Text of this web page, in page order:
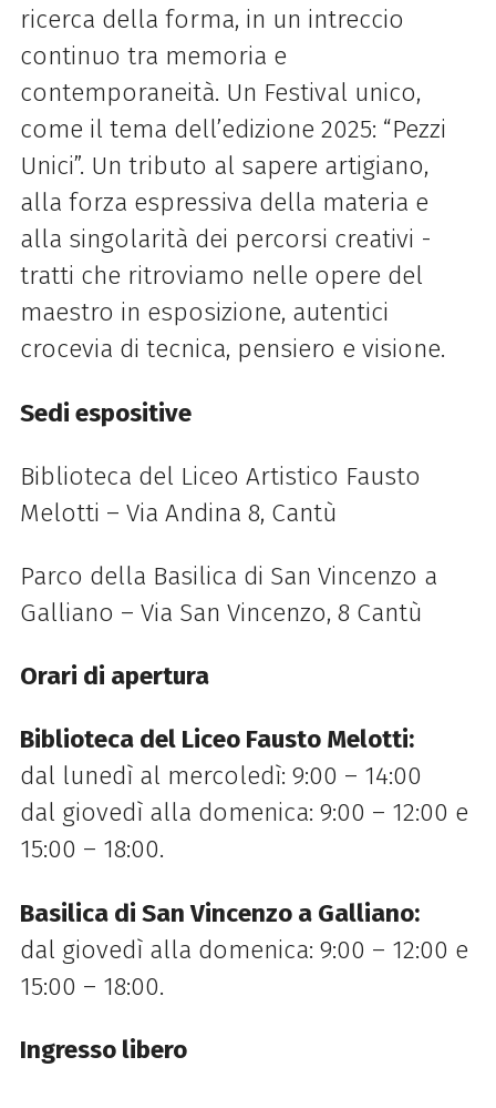
ricerca della forma, in un intreccio
continuo tra memoria e
contemporaneità. Un Festival unico,
come il tema dell’edizione 2025: “Pezzi
Unici”. Un tributo al sapere artigiano,
alla forza espressiva della materia e
alla singolarità dei percorsi creativi -
tratti che ritroviamo nelle opere del
maestro in esposizione, autentici
crocevia di tecnica, pensiero e visione.
Sedi espositive
Biblioteca del Liceo Artistico Fausto
Melotti – Via Andina 8, Cantù
Parco della Basilica di San Vincenzo a
Galliano – Via San Vincenzo, 8 Cantù
Orari di apertura
Biblioteca del Liceo Fausto Melotti:
dal lunedì al mercoledì: 9:00 – 14:00
dal giovedì alla domenica: 9:00 – 12:00 e
15:00 – 18:00.
Basilica di San Vincenzo a Galliano:
dal giovedì alla domenica: 9:00 – 12:00 e
15:00 – 18:00.
Ingresso libero